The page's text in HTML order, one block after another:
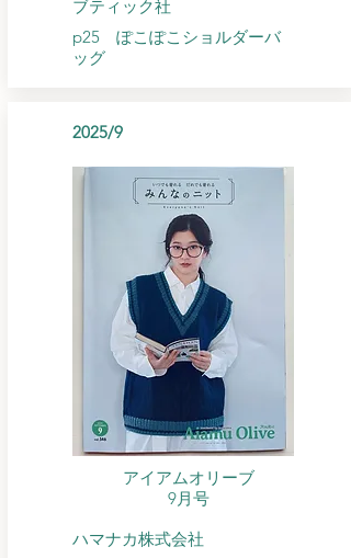
ブティック社
p25 ぽこぽこショルダーバ
ッグ
2025/9
アイアムオリーブ
​9月号
ハマナカ株式会社